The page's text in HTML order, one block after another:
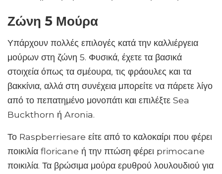
Ζώνη 5 Μούρα
Υπάρχουν πολλές επιλογές κατά την καλλιέργεια
μούρων στη ζώνη 5. Φυσικά, έχετε τα βασικά
στοιχεία όπως τα σμέουρα, τις φράουλες και τα
βακκίνια, αλλά στη συνέχεια μπορείτε να πάρετε λίγο
από το πεπατημένο μονοπάτι και επιλέξτε Sea
Buckthorn ή Aronia.
Το Raspberriesare είτε από το καλοκαίρι που φέρει
ποικιλία floricane ή την πτώση φέρει primocane
ποικιλία. Τα βρώσιμα μούρα ερυθρού λουλουδιού για